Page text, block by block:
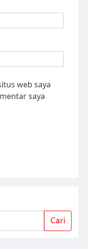
web saya
saya
Cari